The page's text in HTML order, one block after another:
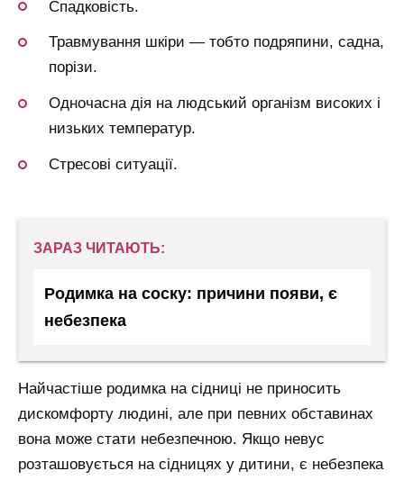
Спадковість.
Травмування шкіри — тобто подряпини, садна,
порізи.
Одночасна дія на людський організм високих і
низьких температур.
Стресові ситуації.
ЗАРАЗ ЧИТАЮТЬ:
Родимка на соску: причини появи, є
небезпека
Найчастіше родимка на сідниці не приносить
дискомфорту людині, але при певних обставинах
вона може стати небезпечною. Якщо невус
розташовується на сідницях у дитини, є небезпека